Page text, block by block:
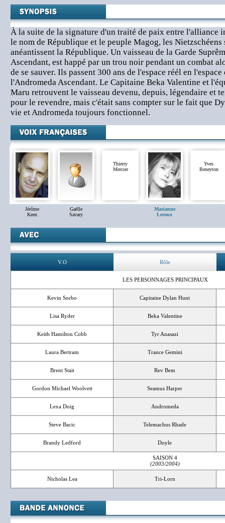
À la suite de la signature d'un traité de paix entre l'alliance
le nom de République et le peuple Magog, les Nietzschéens
anéantissent la République. Un vaisseau de la Garde
Ascendant, est happé par un trou noir pendant un combat
de se sauver. Ils passent 300 ans de l'espace réél en
l'Andromeda Ascendant. Le Capitaine Beka Valentine et
Maru retrouvent le vaisseau devenu, depuis, légendaire et
pour le revendre, mais c'était sans compter sur le fait que
vie et Andromeda toujours fonctionnel.
Jérôme
Keen
Gaëlle
Savary
Thierry
Mercier
Marianne
Leroux
Yves
Beneyton
V.O Rôle
LES PERSONNAGES PRINCIPAUX
Kevin Sorbo Capitaine Dylan Hunt
Lisa Ryder Beka Valentine
Keith Hamilton Cobb Tyr Anasazi
Laura Bertram Trance Gemini
Brent Stait Rev Bem
Gordon Michael Woolvett Seamus Harper
Lexa Doig Andromeda
Steve Bacic Telemachus Rhade
Brandy Ledford Doyle
SAISON 4
(2003/2004)
Nicholas Lea Tri-Lorn